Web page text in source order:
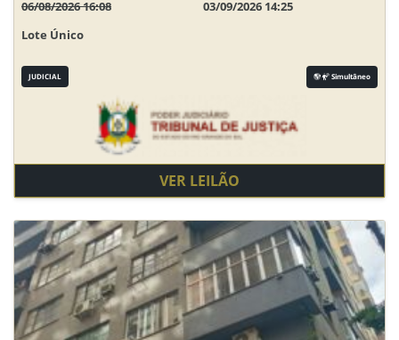
06/08/2026 16:08
03/09/2026 14:25
Lote Único
JUDICIAL Simultâneo
VER LEILÃO